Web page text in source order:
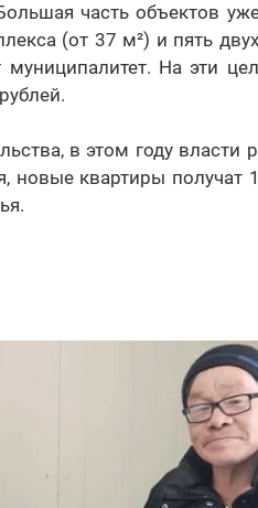
часть объектов
(от 37 м²) и пять
На эти
в этом году власти
квартиры получат